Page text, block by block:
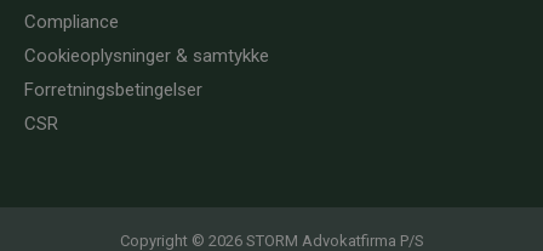
Compliance
Cookieoplysninger & samtykke
Forretningsbetingelser
CSR
Copyright © 2026 STORM Advokatfirma P/S